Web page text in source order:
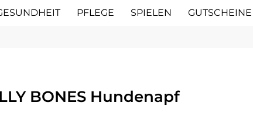
PFLEGE SPIELEN GUTSCHEINE
BONES Hundenapf